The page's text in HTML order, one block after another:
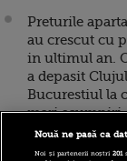
Preturile
au crescut cu
in ultimul an.
a depasit
Bucurestiul la
mari scumpiri
Nouă ne pasă ca
Noi și partenerii noștri201